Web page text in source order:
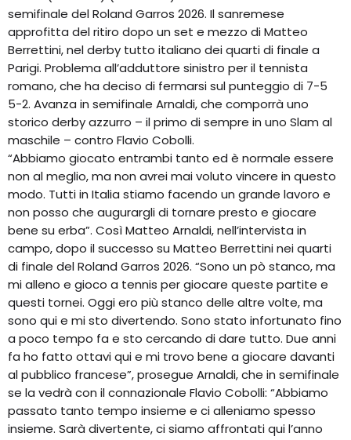
semifinale del Roland Garros 2026. Il sanremese
approfitta del ritiro dopo un set e mezzo di Matteo
Berrettini, nel derby tutto italiano dei quarti di finale a
Parigi. Problema all’adduttore sinistro per il tennista
romano, che ha deciso di fermarsi sul punteggio di 7-5
5-2. Avanza in semifinale Arnaldi, che comporrà uno
storico derby azzurro – il primo di sempre in uno Slam al
maschile – contro Flavio Cobolli.
“Abbiamo giocato entrambi tanto ed è normale essere
non al meglio, ma non avrei mai voluto vincere in questo
modo. Tutti in Italia stiamo facendo un grande lavoro e
non posso che augurargli di tornare presto e giocare
bene su erba”. Così Matteo Arnaldi, nell’intervista in
campo, dopo il successo su Matteo Berrettini nei quarti
di finale del Roland Garros 2026. “Sono un pò stanco, ma
mi alleno e gioco a tennis per giocare queste partite e
questi tornei. Oggi ero più stanco delle altre volte, ma
sono qui e mi sto divertendo. Sono stato infortunato fino
a poco tempo fa e sto cercando di dare tutto. Due anni
fa ho fatto ottavi qui e mi trovo bene a giocare davanti
al pubblico francese”, prosegue Arnaldi, che in semifinale
se la vedrà con il connazionale Flavio Cobolli: “Abbiamo
passato tanto tempo insieme e ci alleniamo spesso
insieme. Sarà divertente, ci siamo affrontati qui l’anno